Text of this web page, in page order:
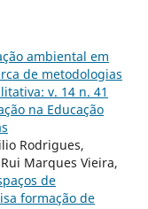
ambiental em
de metodologias
v. 14 n. 41
na Educação
Rodrigues,
Marques Vieira,
de
formação de